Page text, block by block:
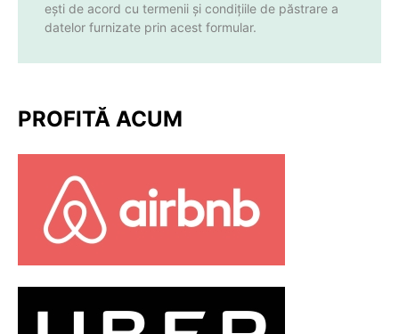
ești de acord cu termenii și condițiile de păstrare a
datelor furnizate prin acest formular.
PROFITĂ ACUM